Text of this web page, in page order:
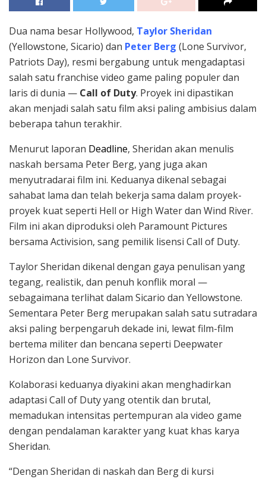
Dua nama besar Hollywood, Taylor Sheridan
(Yellowstone, Sicario) dan Peter Berg (Lone Survivor,
Patriots Day), resmi bergabung untuk mengadaptasi
salah satu franchise video game paling populer dan
laris di dunia — Call of Duty. Proyek ini dipastikan
akan menjadi salah satu film aksi paling ambisius dalam
beberapa tahun terakhir.
Menurut laporan Deadline, Sheridan akan menulis
naskah bersama Peter Berg, yang juga akan
menyutradarai film ini. Keduanya dikenal sebagai
sahabat lama dan telah bekerja sama dalam proyek-
proyek kuat seperti Hell or High Water dan Wind River.
Film ini akan diproduksi oleh Paramount Pictures
bersama Activision, sang pemilik lisensi Call of Duty.
Taylor Sheridan dikenal dengan gaya penulisan yang
tegang, realistik, dan penuh konflik moral —
sebagaimana terlihat dalam Sicario dan Yellowstone.
Sementara Peter Berg merupakan salah satu sutradara
aksi paling berpengaruh dekade ini, lewat film-film
bertema militer dan bencana seperti Deepwater
Horizon dan Lone Survivor.
Kolaborasi keduanya diyakini akan menghadirkan
adaptasi Call of Duty yang otentik dan brutal,
memadukan intensitas pertempuran ala video game
dengan pendalaman karakter yang kuat khas karya
Sheridan.
“Dengan Sheridan di naskah dan Berg di kursi